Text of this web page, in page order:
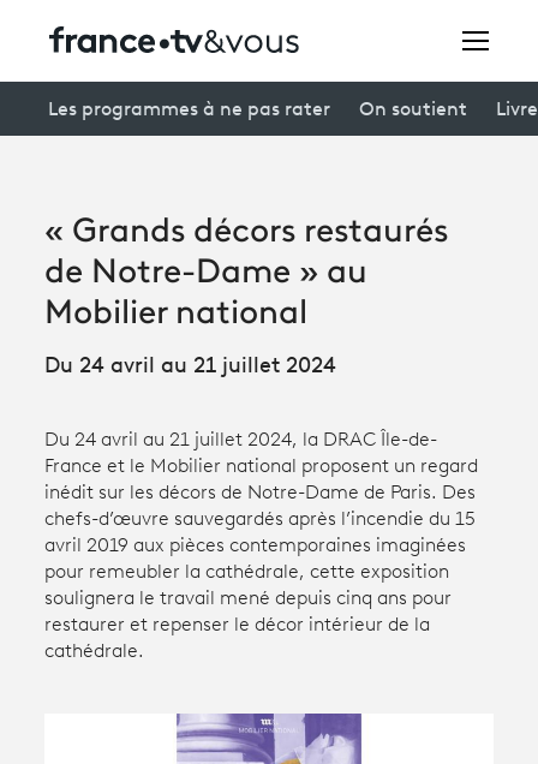
Avantages fidélité
Creators
À la une
Participer et assister à une émission
Productions et innovation
Programme tv
Les programmes à ne pas rater On soutient
« Grands décors restaurés
de Notre-Dame » au
Mobilier national
Du 24 avril au 21 juillet 2024
Du 24 avril au 21 juillet 2024, la DRAC Île-de-
France et le Mobilier national proposent un regard
inédit sur les décors de Notre-Dame de Paris. Des
chefs-d’œuvre sauvegardés après l’incendie du 15
avril 2019 aux pièces contemporaines imaginées
pour remeubler la cathédrale, cette exposition
soulignera le travail mené depuis cinq ans pour
restaurer et repenser le décor intérieur de la
cathédrale.